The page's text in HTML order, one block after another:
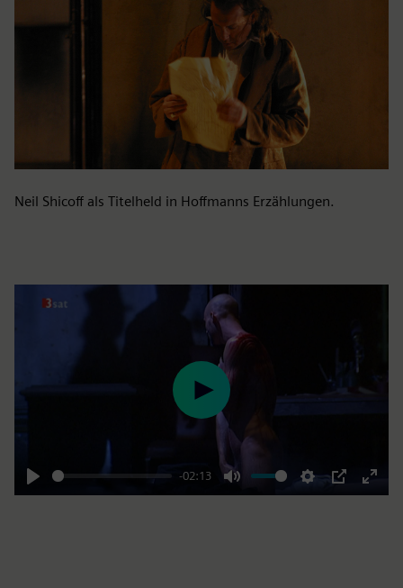
Neil Shicoff als Titelheld in Hoffmanns Erzählungen.
Play
-02:13
Mute Settings
PIP
Enter
Play